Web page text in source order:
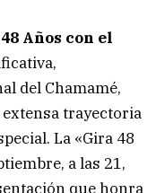
Años con el
del Chamamé,
trayectoria
La «Gira 48
a las 21,
que honra